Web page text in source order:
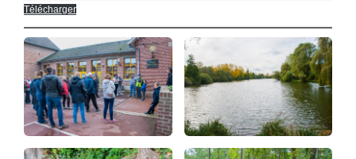
Télécharger